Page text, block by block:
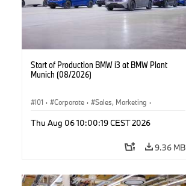
Start of Production BMW i3 at BMW Plant
Munich (08/2026)
I01 · Corporate · Sales, Marketing ·
Thu Aug 06 10:00:19 CEST 2026
9.36 MB